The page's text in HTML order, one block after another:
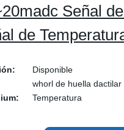
Señal
de
Disponible
whorl de huella dactilar
Temperatura